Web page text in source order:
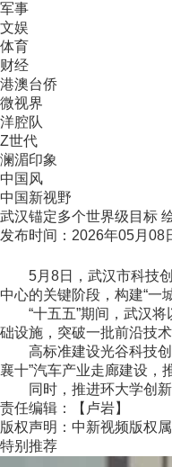
军事
文娱
体育
财经
港澳台侨
微视界
洋腔队
Z世代
澜湄印象
中国风
中国新视野
武汉锚定多个世界级目标
发布时间：2026年05月
5月8日，武汉市科技创
中心的关键阶段，构建“一
“十五五”期间，武汉将
础设施，突破一批前沿技
高标准建设光谷科技创
襄十”汽车产业走廊建设，
同时，推进环大学创新
责任编辑：【卢岩】
版权声明：中新视频版权
特别推荐